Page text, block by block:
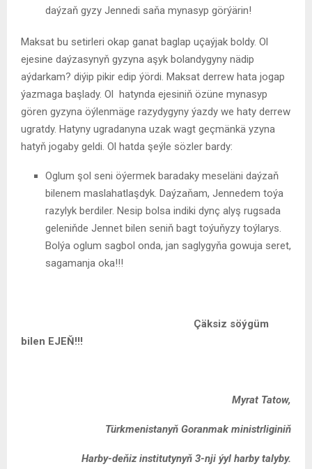
daýzaň gyzy Jennedi saňa mynasyp görýärin!
Maksat bu setirleri okap ganat baglap uçaýjak boldy. Ol
ejesine daýzasynyň gyzyna aşyk bolandygyny nädip
aýdarkam? diýip pikir edip ýördi. Maksat derrew hata jogap
ýazmaga başlady. Ol hatynda ejesiniň özüne mynasyp
gören gyzyna öýlenmäge razydygyny ýazdy we haty derrew
ugratdy. Hatyny ugradanyna uzak wagt geçmänkä yzyna
hatyň jogaby geldi. Ol hatda şeýle sözler bardy:
Oglum şol seni öýermek baradaky meseläni daýzaň
bilenem maslahatlaşdyk. Daýzaňam, Jennedem toýa
razylyk berdiler. Nesip bolsa indiki dynç alyş rugsada
geleniňde Jennet bilen seniň bagt toýuňyzy toýlarys.
Bolýa oglum sagbol onda, jan saglygyňa gowuja seret,
sagamanja oka!!!
Çäksiz söýgüm
bilen EJEŇ!!!
Myrat Tatow,
Türkmenistanyň Goranmak ministrliginiň
Harby-deňiz institutynyň 3-nji ýyl harby talyby.